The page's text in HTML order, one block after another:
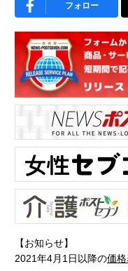
フォロー
【お知らせ】
2021年4月1日以降の価